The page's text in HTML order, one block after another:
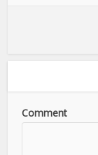
Comment